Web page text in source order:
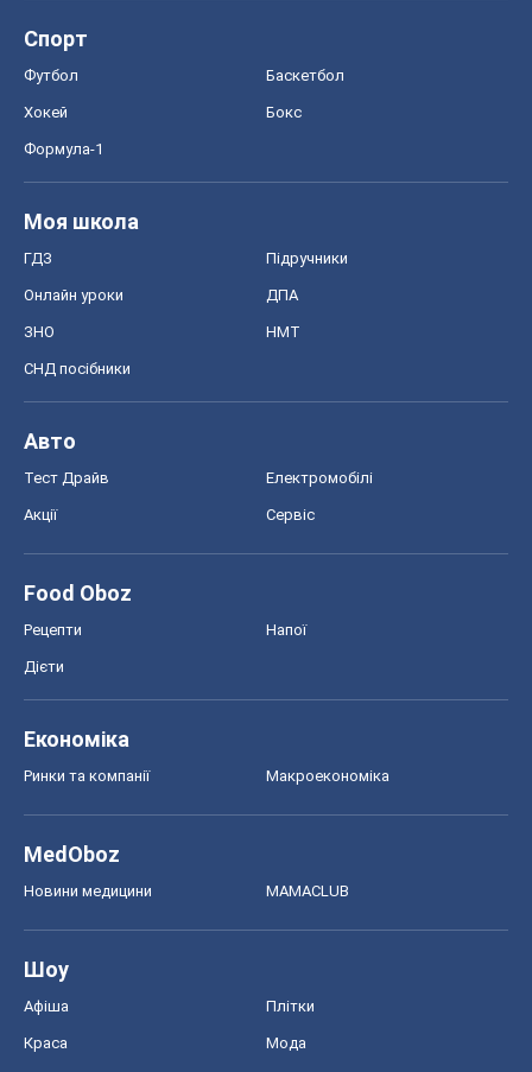
Спорт
Футбол Баскетбол
Хокей Бокс
Формула-1
Моя школа
ГДЗ Підручники
Онлайн уроки ДПА
ЗНО НМТ
СНД посібники
Авто
Тест Драйв Електромобілі
Акції Сервіс
Food Oboz
Рецепти Напої
Дієти
Економіка
Ринки та компанії Макроекономіка
MedOboz
Новини медицини MAMACLUB
Шоу
Афіша Плітки
Краса Мода